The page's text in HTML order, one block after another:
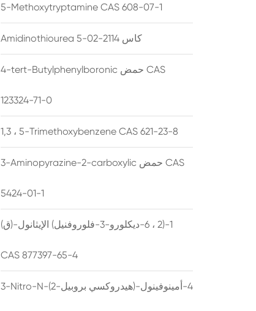
5-Methoxytryptamine CAS 608-07-1
Amidinothiourea كاس 2114-02-5
4-tert-Butylphenylboronic حمض CAS
123324-71-0
1,3 ، 5-Trimethoxybenzene CAS 621-23-8
3-Aminopyrazine-2-carboxylic حمض CAS
5424-01-1
(ق)-1-(2 ، 6-ديكلورو-3-فلوروفنيل) الإيثانول
CAS 877397-65-4
3-Nitro-N-(2-هيدروكسي بروبيل)-4-أمينوفينول